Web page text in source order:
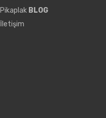
Pikaplak BLOG
İletişim